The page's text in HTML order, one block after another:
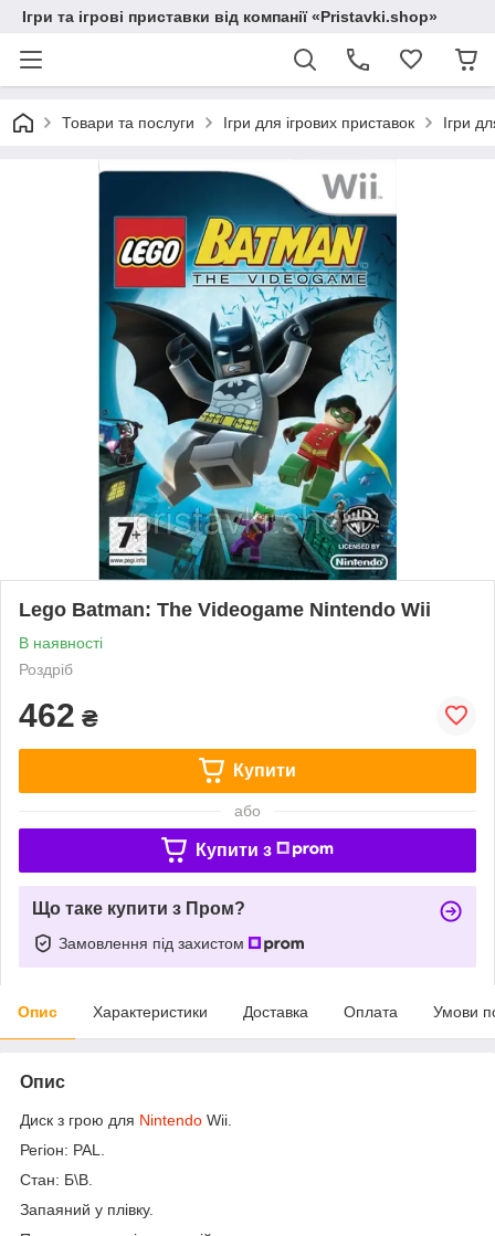
Ігри та ігрові приставки від компанії «Pristavki.shop»
Товари та послуги Ігри для ігрових приставок Ігри
Lego Batman: The Videogame Nintendo Wii
В наявності
Роздріб
462 ₴
Купити
або
Купити з
Що таке купити з Пром?
Замовлення під захистом
Опис Характеристики Доставка Оплата Умови
Опис
Диск з грою для Nintendo Wii.
Регіон: PAL.
Стан: Б\В.
Запаяний у плівку.